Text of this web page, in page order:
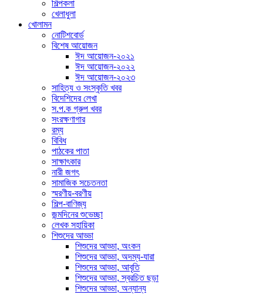
শিল্পকলা
খেলাধুলা
খোলামন
নোটিশবোর্ড
বিশেষ আয়োজন
ঈদ আয়োজন-২০২১
ঈদ আয়োজন-২০২২
ঈদ আয়োজন-২০২৩
সাহিত্য ও সংস্কৃতি খবর
বিদেশিদের লেখা
স.প.ক গ্রুপ খবর
সংরক্ষণাগার
রম্য
বিবিধ
পাঠকের পাতা
সাক্ষাৎকার
নারী জগৎ
সামাজিক সচেতনতা
স্মরণীয়-বরণীয়
শিল্প-বাণিজ্য
জন্মদিনের শুভেচ্ছা
লেখক সহায়িকা
শিশুদের আড্ডা
শিশুদের আড্ডা, অংকন
শিশুদের আড্ডা, অদম্য-যারা
শিশুদের আড্ডা, আবৃতি
শিশুদের আড্ডা, স্বরচিত ছড়া
শিশুদের আড্ডা, অন্যান্য